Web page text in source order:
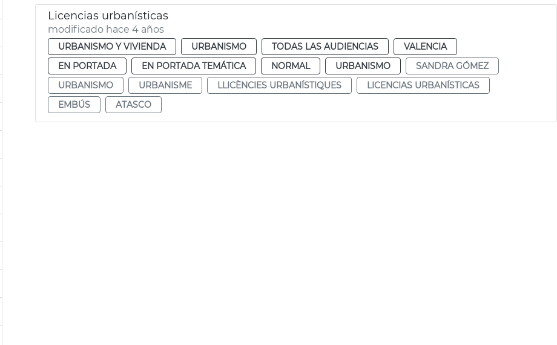
Licencias urbanísticas
modificado hace 4 años
URBANISMO Y VIVIENDA URBANISMO TODAS LAS AUDIENCIAS
VALENCIA
EN PORTADA
EN PORTADA TEMÁTICA NORMAL URBANISMO
SANDRA GÓMEZ
URBANISMO
URBANISME LLICÈNCIES URBANÍSTIQUES
LICENCIAS URBANÍSTICAS
EMBÚS
ATASCO